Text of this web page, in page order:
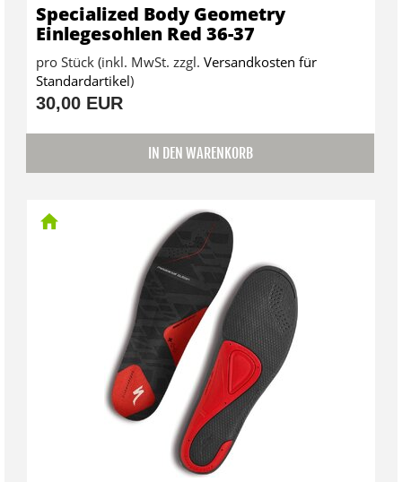
Specialized Body Geometry
Einlegesohlen Red 36-37
pro Stück (inkl. MwSt. zzgl. Versandkosten für
Standardartikel)
30,00 EUR
IN DEN WARENKORB